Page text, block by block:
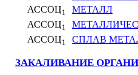
АССОЦ1
МЕТАЛЛ
АССОЦ1
АССОЦ1 СПЛАВ
ЗАКАЛИВАНИЕ